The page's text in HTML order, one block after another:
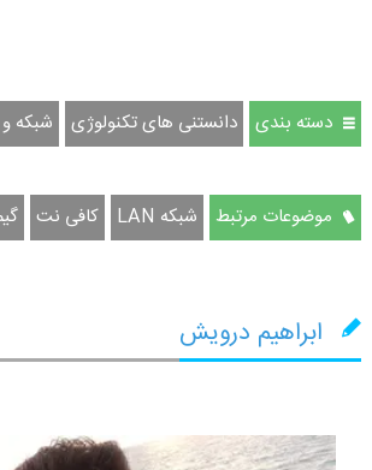
دسته بندی دانستنی های تکنولوژی شبکه و
موضوعات مرتبط شبکه LAN کافی نت
ابراهیم درویش